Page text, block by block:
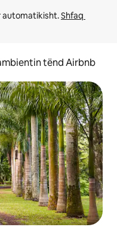
automatikisht. Shfaq
tënd Airbnb